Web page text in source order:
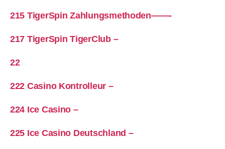
215 TigerSpin Zahlungsmethoden——-
217 TigerSpin TigerClub –
22
222 Casino Kontrolleur –
224 Ice Casino –
225 Ice Casino Deutschland –